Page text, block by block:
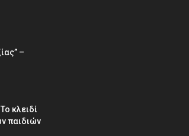
–
κλειδί
παιδιών